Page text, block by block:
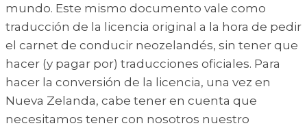
mundo. Este mismo documento vale como
traducción de la licencia original a la hora de pedir
el carnet de conducir neozelandés, sin tener que
hacer (y pagar por) traducciones oficiales. Para
hacer la conversión de la licencia, una vez en
Nueva Zelanda, cabe tener en cuenta que
necesitamos tener con nosotros nuestro